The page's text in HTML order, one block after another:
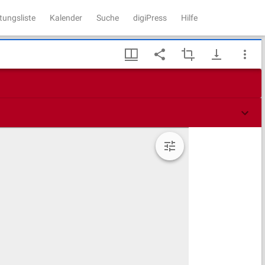
Kalender Suche digiPress Hilfe